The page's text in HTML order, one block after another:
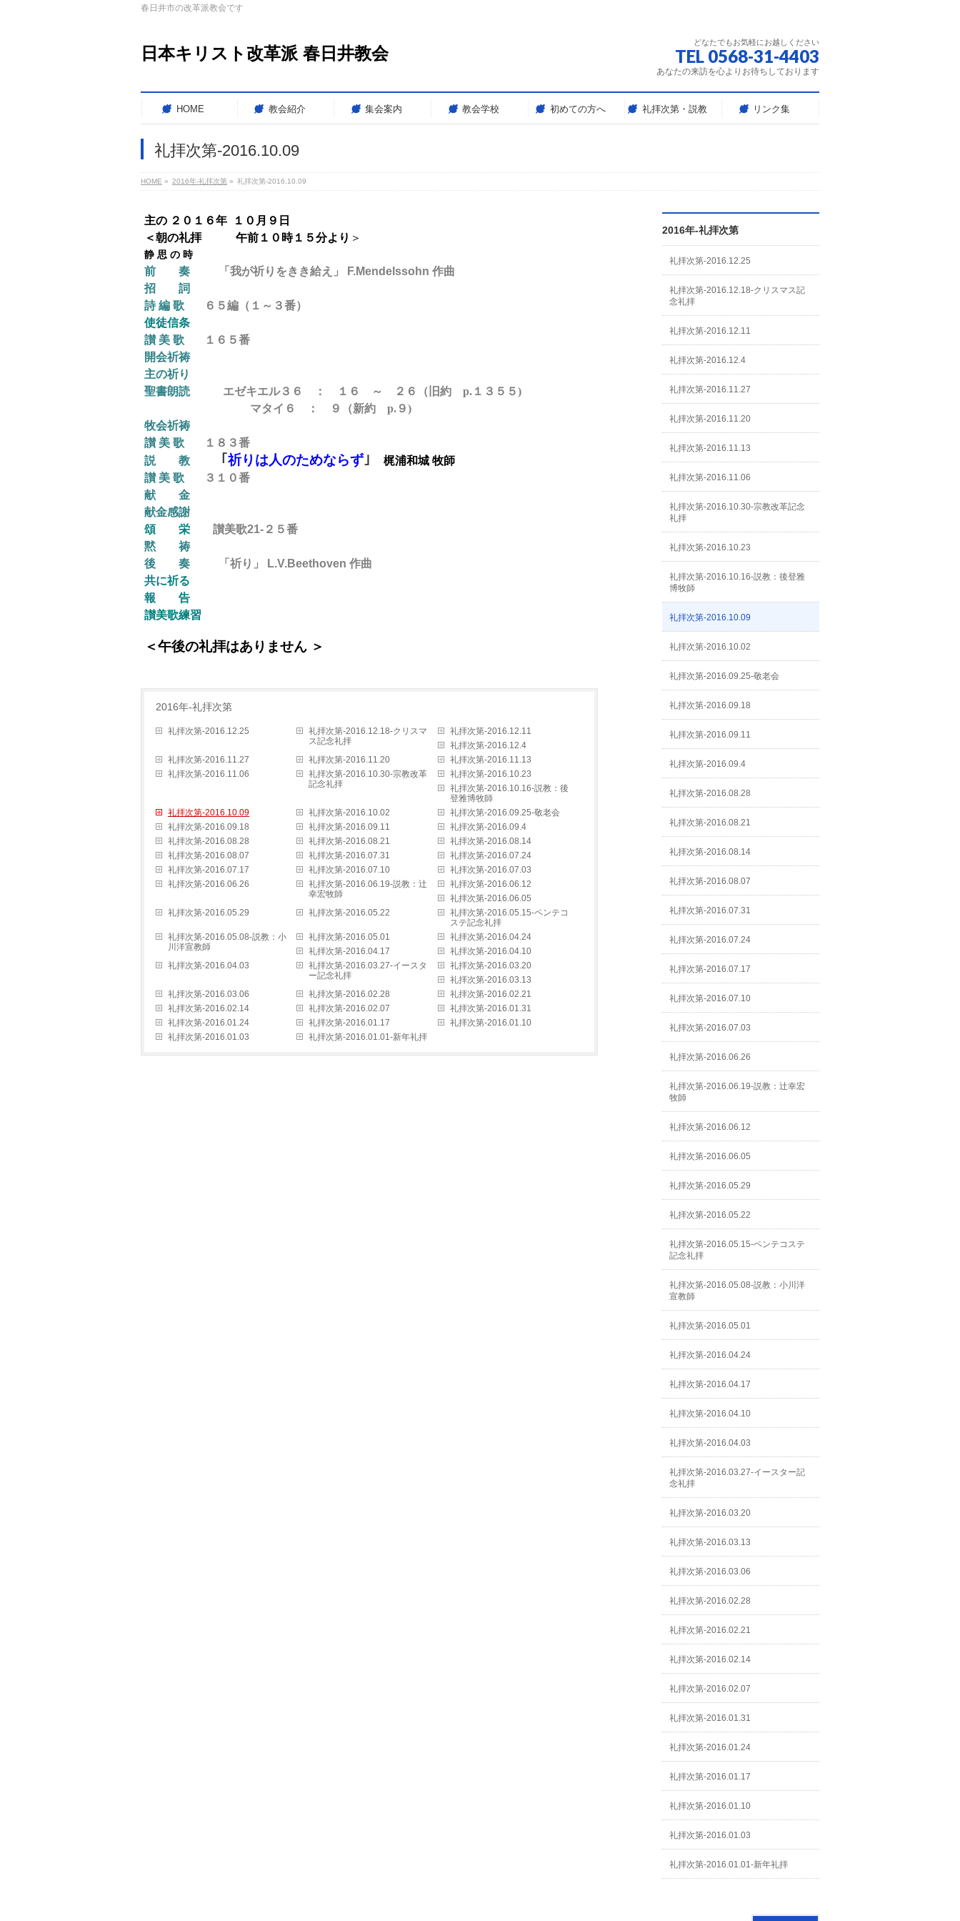
春日井市の改革派教会です
日本キリスト改革派 春日井教会
どなたでもお気軽にお越しください
TEL 0568-31-4403
あなたの来訪を心よりお待ちしております
HOME 教会紹介 集会案内 教会学校 初めての方へ 礼拝次第・説教 リンク集
礼拝次第-2016.10.09
HOME » 2016年-礼拝次第 » 礼拝次第-2016.10.09
主の ２０１６年 １０月９日
＜朝の礼拝 午前１０時１５分より ＞
静 思 の 時
前 奏
「我が祈りをきき給え」 F.Mendelssohn 作曲
招 詞
詩 編 歌
６５編（１～３番）
使徒信条
讃 美 歌
１６５番
開会祈祷
主の祈り
聖書朗読
エゼキエル３６ ： １６ ～ ２６
（旧約 p.１３５５)
マタイ６ ： ９
（新約 p.９)
牧会祈祷
讃 美 歌 １８３番
説 教
｢ 祈りは人のためならず ｣
梶浦和城 牧師
讃 美 歌
３１０番
献 金
献金感謝
頌 栄 讃美歌21-２５番
黙 祷
後
奏
「祈り」 L.V.Beethoven 作曲
共に祈る
報 告
讃美歌練習
＜午後の礼拝はありません ＞
2016年-礼拝次第
礼拝次第-2016.12.25
礼拝次第-2016.12.18-クリスマ
ス記念礼拝
礼拝次第-2016.12.11
礼拝次第-2016.12.4
礼拝次第-2016.11.27
礼拝次第-2016.11.20
礼拝次第-2016.11.13
礼拝次第-2016.11.06
礼拝次第-2016.10.30-宗教改革
記念礼拝
礼拝次第-2016.10.23
礼拝次第-2016.10.16-説教：後
登雅博牧師
礼拝次第-2016.10.09
礼拝次第-2016.10.02
礼拝次第-2016.09.25-敬老会
礼拝次第-2016.09.18
礼拝次第-2016.09.11
礼拝次第-2016.09.4
礼拝次第-2016.08.28
礼拝次第-2016.08.21
礼拝次第-2016.08.14
礼拝次第-2016.08.07
礼拝次第-2016.07.31
礼拝次第-2016.07.24
礼拝次第-2016.07.17
礼拝次第-2016.07.10
礼拝次第-2016.07.03
礼拝次第-2016.06.26
礼拝次第-2016.06.19-説教：辻
幸宏牧師
礼拝次第-2016.06.12
礼拝次第-2016.06.05
礼拝次第-2016.05.29
礼拝次第-2016.05.22
礼拝次第-2016.05.15-ペンテコ
ステ記念礼拝
礼拝次第-2016.05.08-説教：小
川洋宣教師
礼拝次第-2016.05.01
礼拝次第-2016.04.24
礼拝次第-2016.04.17
礼拝次第-2016.04.10
礼拝次第-2016.04.03
礼拝次第-2016.03.27-イースタ
ー記念礼拝
礼拝次第-2016.03.20
礼拝次第-2016.03.13
礼拝次第-2016.03.06
礼拝次第-2016.02.28
礼拝次第-2016.02.21
礼拝次第-2016.02.14
礼拝次第-2016.02.07
礼拝次第-2016.01.31
礼拝次第-2016.01.24
礼拝次第-2016.01.17
礼拝次第-2016.01.10
礼拝次第-2016.01.03
礼拝次第-2016.01.01-新年礼拝
2016年-礼拝次第
礼拝次第-2016.12.25
礼拝次第-2016.12.18-クリスマス記
念礼拝
礼拝次第-2016.12.11
礼拝次第-2016.12.4
礼拝次第-2016.11.27
礼拝次第-2016.11.20
礼拝次第-2016.11.13
礼拝次第-2016.11.06
礼拝次第-2016.10.30-宗教改革記念
礼拝
礼拝次第-2016.10.23
礼拝次第-2016.10.16-説教：後登雅
博牧師
礼拝次第-2016.10.09
礼拝次第-2016.10.02
礼拝次第-2016.09.25-敬老会
礼拝次第-2016.09.18
礼拝次第-2016.09.11
礼拝次第-2016.09.4
礼拝次第-2016.08.28
礼拝次第-2016.08.21
礼拝次第-2016.08.14
礼拝次第-2016.08.07
礼拝次第-2016.07.31
礼拝次第-2016.07.24
礼拝次第-2016.07.17
礼拝次第-2016.07.10
礼拝次第-2016.07.03
礼拝次第-2016.06.26
礼拝次第-2016.06.19-説教：辻幸宏
牧師
礼拝次第-2016.06.12
礼拝次第-2016.06.05
礼拝次第-2016.05.29
礼拝次第-2016.05.22
礼拝次第-2016.05.15-ペンテコステ
記念礼拝
礼拝次第-2016.05.08-説教：小川洋
宣教師
礼拝次第-2016.05.01
礼拝次第-2016.04.24
礼拝次第-2016.04.17
礼拝次第-2016.04.10
礼拝次第-2016.04.03
礼拝次第-2016.03.27-イースター記
念礼拝
礼拝次第-2016.03.20
礼拝次第-2016.03.13
礼拝次第-2016.03.06
礼拝次第-2016.02.28
礼拝次第-2016.02.21
礼拝次第-2016.02.14
礼拝次第-2016.02.07
礼拝次第-2016.01.31
礼拝次第-2016.01.24
礼拝次第-2016.01.17
礼拝次第-2016.01.10
礼拝次第-2016.01.03
礼拝次第-2016.01.01-新年礼拝